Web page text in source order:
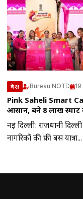
देश Bureau NOTD
Pink Saheli Smart
आसान, बने 8 लाख स्मार्ट
नई दिल्ली: राजधानी
नागरिकों की फ्री बस यात्रा...